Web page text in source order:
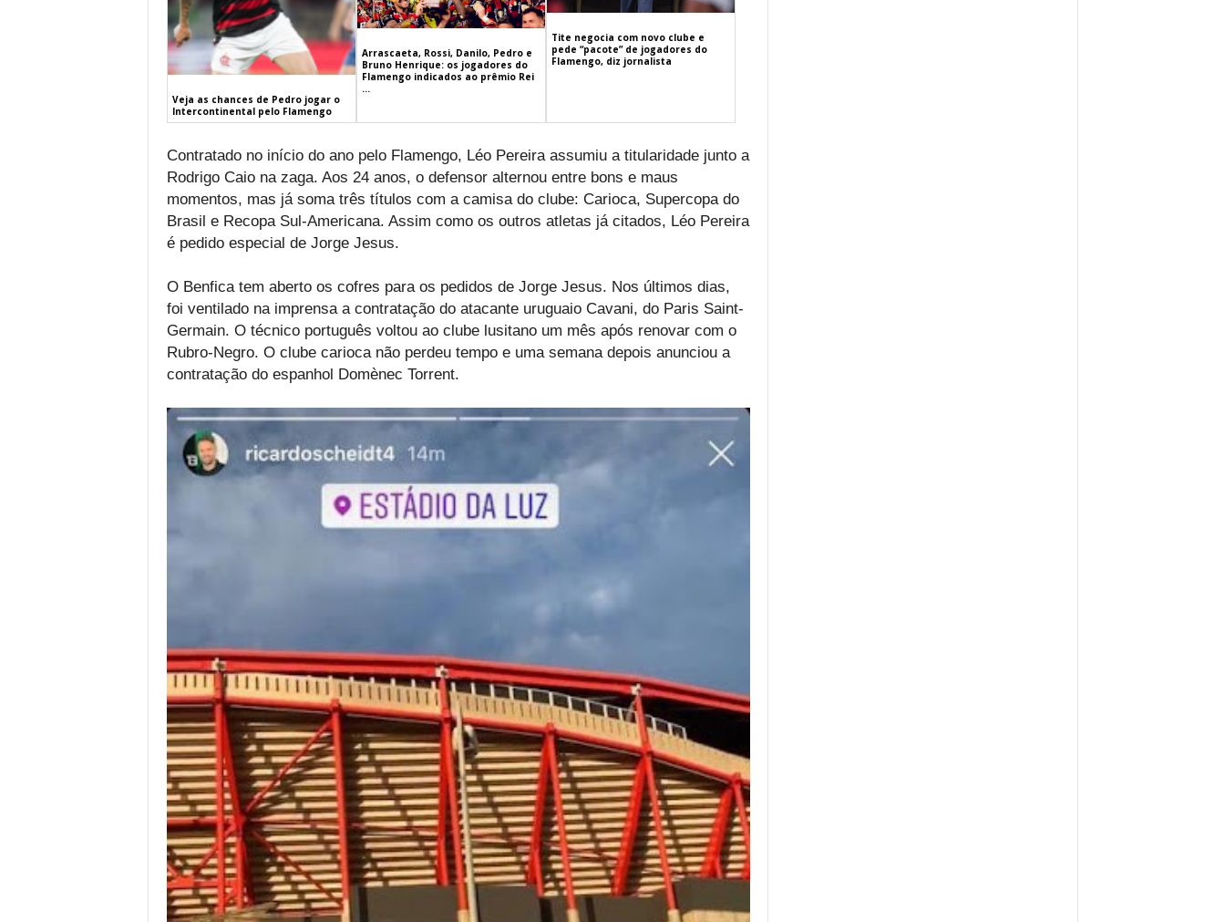
Veja as chances de Pedro jogar o
Intercontinental pelo Flamengo
Arrascaeta, Rossi, Danilo, Pedro e
Bruno Henrique: os jogadores do
Flamengo indicados ao prêmio Rei
...
Tite negocia com novo clube e
pede “pacote” de jogadores do
Flamengo, diz jornalista
Contratado no início do ano pelo Flamengo, Léo Pereira assumiu a titularidade junto a
Rodrigo Caio na zaga. Aos 24 anos, o defensor alternou entre bons e maus
momentos, mas já soma três títulos com a camisa do clube: Carioca, Supercopa do
Brasil e Recopa Sul-Americana. Assim como os outros atletas já citados, Léo Pereira
é pedido especial de Jorge Jesus.
O Benfica tem aberto os cofres para os pedidos de Jorge Jesus. Nos últimos dias,
foi ventilado na imprensa a contratação do atacante uruguaio Cavani, do Paris Saint-
Germain. O técnico português voltou ao clube lusitano um mês após renovar com o
Rubro-Negro. O clube carioca não perdeu tempo e uma semana depois anunciou a
contratação do espanhol Domènec Torrent.